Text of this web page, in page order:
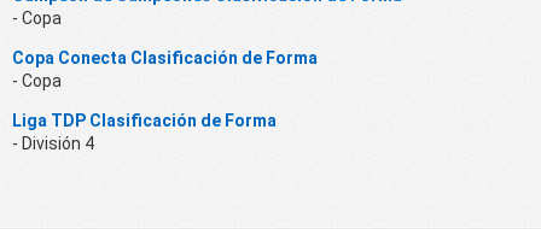
- Copa
Copa Conecta Clasificación de Forma
- Copa
Liga TDP Clasificación de Forma
- División 4